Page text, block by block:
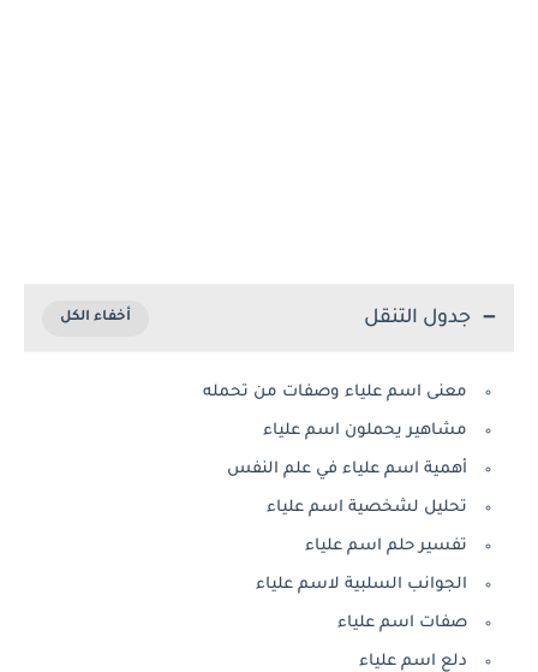
جدول التنقل
معنى اسم علياء وصفات من تحمله
مشاهير يحملون اسم علياء
أهمية اسم علياء في علم النفس
تحليل لشخصية اسم علياء
تفسير حلم اسم علياء
الجوانب السلبية لاسم علياء
صفات اسم علياء
دلع اسم علياء